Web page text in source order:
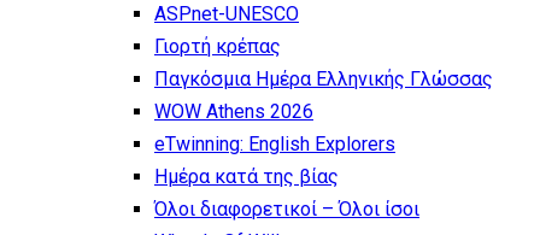
ASPnet-UNESCO
Γιορτή κρέπας
Παγκόσμια Ημέρα Ελληνικής Γλώσσας
WOW Athens 2026
eTwinning: English Explorers
Ημέρα κατά της βίας
Όλοι διαφορετικοί – Όλοι ίσοι